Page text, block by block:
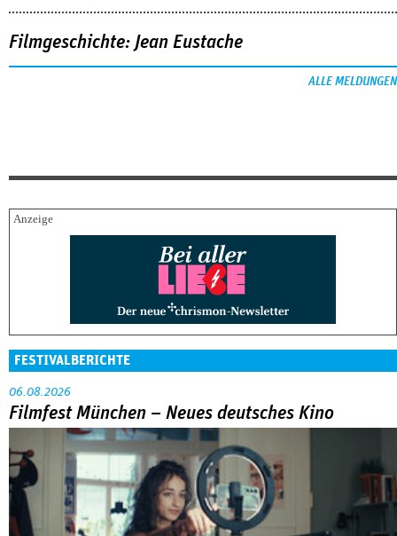
Filmgeschichte: Jean Eustache
ALLE MELDUNGEN
FESTIVALBERICHTE
06.08.2026
Filmfest München – Neues deutsches Kino